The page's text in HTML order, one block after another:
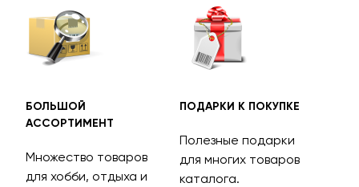
БОЛЬШОЙ
АССОРТИМЕНТ
Множество товаров
для хобби, отдыха и
ПОДАРКИ К ПОКУПКЕ
Полезные подарки
для многих товаров
каталога.